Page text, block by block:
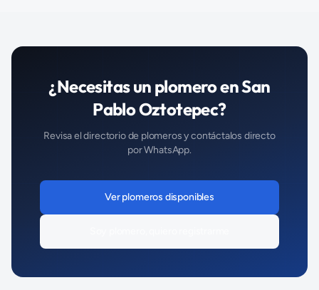
¿Necesitas un plomeroenSan
Pablo Oztotepec?
Revisa el directorio de plomerosy contáctalos directo
por WhatsApp.
Verplomeros disponibles